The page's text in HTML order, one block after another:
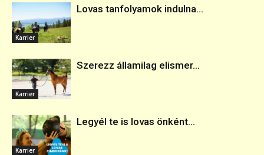
Karrier
Lovas tanfolyamok indulna...
Karrier
Szerezz államilag elismer...
Karrier
Legyél te is lovas önként...